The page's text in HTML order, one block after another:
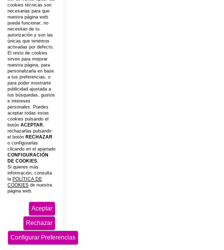
cookies técnicas son
necesarias para que
nuestra página web
pueda funcionar, no
necesitan de tu
autorización y son las
únicas que tenemos
activadas por defecto.
El resto de cookies
sirven para mejorar
nuestra página, para
personalizarla en base
a tus preferencias, o
para poder mostrarte
publicidad ajustada a
tus búsquedas, gustos
e intereses
personales. Puedes
aceptar todas estas
cookies pulsando el
botón ACEPTAR,
rechazarlas pulsando
el botón RECHAZAR
o configurarlas
clicando en el apartado
CONFIGURACIÓN
DE COOKIES.
Si quieres más
información, consulta
la POLÍTICA DE
COOKIES de nuestra
página web.
Aceptar
Rechazar
Configurar Preferencias